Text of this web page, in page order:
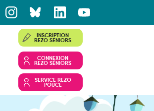
INSCRIPTION
REZO SÉNIORS
CONNEXION
REZO SÉNIORS
SERVICE REZO
POUCE